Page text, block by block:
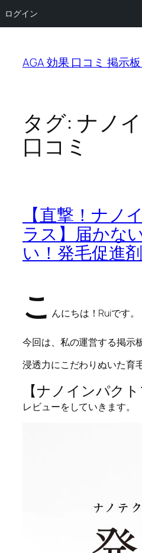
ログイン
AGA 効果 口コミ 掲示
タグ: ナノ
口コミ
【直撃！ナノ
ラス】届かな
い！発毛促進剤
こ んにちは！Ruiです。
今回は、私の運営する掲示
浸透力にこだわりぬいた育
【ナノインパクト
レビューをしていきます。